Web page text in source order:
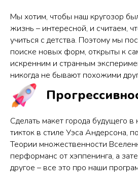
Мы хотим, чтобы наш кругозор
жизнь – интересной, и считаем,
учиться с детства. Поэтому мы
поиске новых форм, открыты к
искренним и странным
никогда не бывают похожими
Сделать макет города будущего в
тикток в стиле Уэса Андерсона,
Теории множественности
перформанс от хэппенинга, а
другое – все это про наши